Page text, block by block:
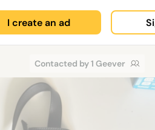
I create an ad
Contacted by 1 Geever